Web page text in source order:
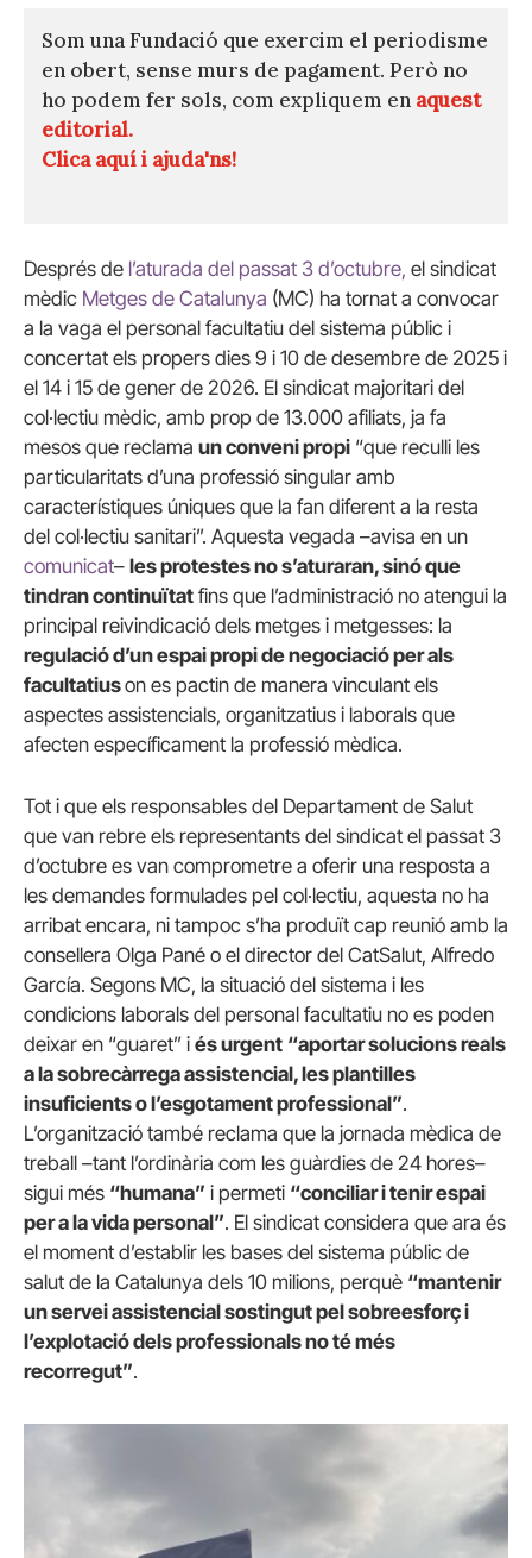
Som una Fundació que exercim el periodisme
en obert, sense murs de pagament. Però no
ho podem fer sols, com expliquem en aquest
editorial.
Clica aquí i ajuda'ns!
Després de l’aturada del passat 3 d’octubre, el sindicat
mèdic Metges de Catalunya (MC) ha tornat a convocar
a la vaga el personal facultatiu del sistema públic i
concertat els propers dies 9 i 10 de desembre de 2025 i
el 14 i 15 de gener de 2026. El sindicat majoritari del
col·lectiu mèdic, amb prop de 13.000 afiliats, ja fa
mesos que reclama un conveni propi “que reculli les
particularitats d’una professió singular amb
característiques úniques que la fan diferent a la resta
del col·lectiu sanitari”. Aquesta vegada –avisa en un
comunicat– les protestes no s’aturaran, sinó que
tindran continuïtat fins que l’administració no atengui la
principal reivindicació dels metges i metgesses: la
regulació d’un espai propi de negociació per als
facultatiuson es pactin de manera vinculant els
aspectes assistencials, organitzatius i laborals que
afecten específicament la professió mèdica.
Tot i que els responsables del Departament de Salut
que van rebre els representants del sindicat el passat 3
d’octubre es van comprometre a oferir una resposta a
les demandes formulades pel col·lectiu, aquesta no ha
arribat encara, ni tampoc s’ha produït cap reunió amb la
consellera Olga Pané o el director del CatSalut, Alfredo
García. Segons MC, la situació del sistema i les
condicions laborals del personal facultatiu no es poden
deixar en “guaret” i és urgent “aportar solucions reals
a la sobrecàrrega assistencial, les plantilles
insuficients o l’esgotament professional”.
L’organització també reclama que la jornada mèdica de
treball –tant l’ordinària com les guàrdies de 24 hores–
sigui més “humana” i permeti “conciliar i tenir espai
per a la vida personal”. El sindicat considera que ara és
el moment d’establir les bases del sistema públic de
salut de la Catalunya dels 10 milions, perquè “mantenir
un servei assistencial sostingut pel sobreesforç i
l’explotació dels professionals no té més
recorregut”.